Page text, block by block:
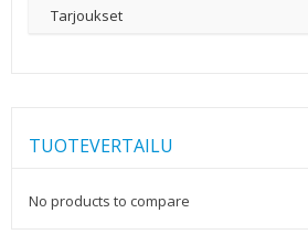
Tarjoukset
TUOTEVERTAILU
No products to compare